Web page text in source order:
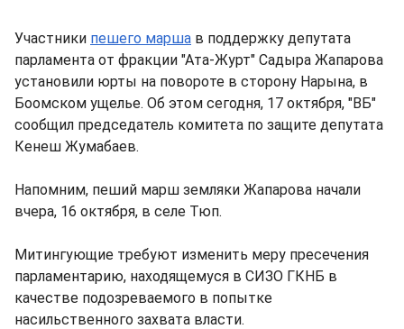
Участники пешего марша в поддержку депутата
парламента от фракции "Ата-Журт" Садыра Жапарова
установили юрты на повороте в сторону Нарына, в
Боомском ущелье. Об этом сегодня, 17 октября, "ВБ"
сообщил председатель комитета по защите депутата
Кенеш Жумабаев.
Напомним, пеший марш земляки Жапарова начали
вчера, 16 октября, в селе Тюп.
Митингующие требуют изменить меру пресечения
парламентарию, находящемуся в СИЗО ГКНБ в
качестве подозреваемого в попытке
насильственного захвата власти.